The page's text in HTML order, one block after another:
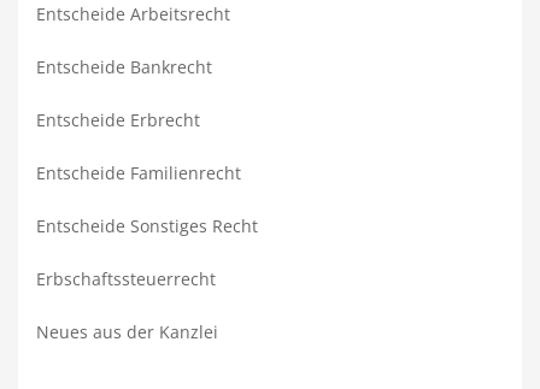
Entscheide Arbeitsrecht
Entscheide Bankrecht
Entscheide Erbrecht
Entscheide Familienrecht
Entscheide Sonstiges Recht
Erbschaftssteuerrecht
Neues aus der Kanzlei